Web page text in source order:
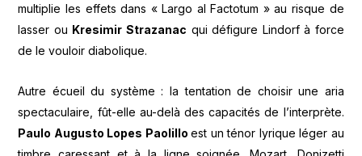
multiplie les effets dans « Largo al Factotum » au risque de
lasser ou Kresimir Strazanac qui défigure Lindorf à force
de le vouloir diabolique.
Autre écueil du système : la tentation de choisir une aria
spectaculaire, fût-elle au-delà des capacités de l’interprète.
Paulo Augusto Lopes Paolilloest un ténor lyrique léger au